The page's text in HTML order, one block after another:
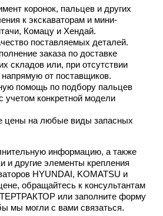
коронок, пальцев и других
к экскаваторам и мини-
Комацу и Хендай.
поставляемых деталей.
заказа по доставке
складов или, при отсутствии
от поставщиков.
помощь по подбору пальцев
учетом конкретной модели
цены на любые виды запасных
информацию, а также
и другие элементы крепления
HYUNDAI, KOMATSU и
обращайтесь к консультантам
или заполните форму
мы могли с вами связаться.